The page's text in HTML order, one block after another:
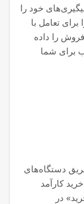
خود را
تعامل با
را داده
برای شما
دستگاه‌های
کارآمد
در